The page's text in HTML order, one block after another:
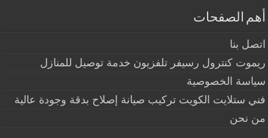
أهم الصفحات
اتصل بنا
ريموت كنترول رسيفر تلفزيون خدمة توصيل للمنازل
سياسة الخصوصية
فني ستلايت الكويت تركيب صيانة إصلاح بدقة وجودة عالية
من نحن